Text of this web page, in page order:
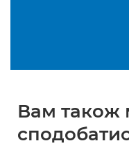
Вам також